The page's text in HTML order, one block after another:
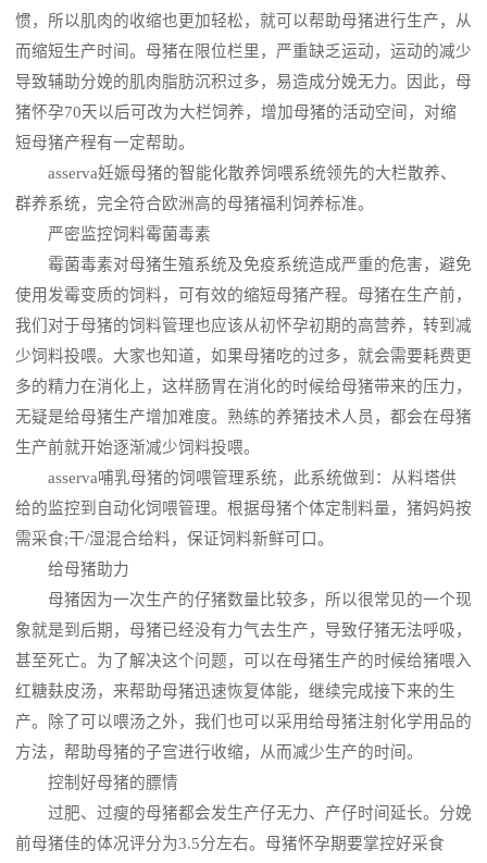
惯，所以肌肉的收缩也更加轻松，就可以帮助母猪进行生产，从
而缩短生产时间。母猪在限位栏里，严重缺乏运动，运动的减少
导致辅助分娩的肌肉脂肪沉积过多，易造成分娩无力。因此，母
猪怀孕70天以后可改为大栏饲养，增加母猪的活动空间，对缩
短母猪产程有一定帮助。
asserva妊娠母猪的智能化散养饲喂系统领先的大栏散养、
群养系统，完全符合欧洲高的母猪福利饲养标准。
严密监控饲料霉菌毒素
霉菌毒素对母猪生殖系统及免疫系统造成严重的危害，避免
使用发霉变质的饲料，可有效的缩短母猪产程。母猪在生产前，
我们对于母猪的饲料管理也应该从初怀孕初期的高营养，转到减
少饲料投喂。大家也知道，如果母猪吃的过多，就会需要耗费更
多的精力在消化上，这样肠胃在消化的时候给母猪带来的压力，
无疑是给母猪生产增加难度。熟练的养猪技术人员，都会在母猪
生产前就开始逐渐减少饲料投喂。
asserva哺乳母猪的饲喂管理系统，此系统做到：从料塔供
给的监控到自动化饲喂管理。根据母猪个体定制料量，猪妈妈按
需采食;干/湿混合给料，保证饲料新鲜可口。
给母猪助力
母猪因为一次生产的仔猪数量比较多，所以很常见的一个现
象就是到后期，母猪已经没有力气去生产，导致仔猪无法呼吸，
甚至死亡。为了解决这个问题，可以在母猪生产的时候给猪喂入
红糖麸皮汤，来帮助母猪迅速恢复体能，继续完成接下来的生
产。除了可以喂汤之外，我们也可以采用给母猪注射化学用品的
方法，帮助母猪的子宫进行收缩，从而减少生产的时间。
控制好母猪的膘情
过肥、过瘦的母猪都会发生产仔无力、产仔时间延长。分娩
前母猪佳的体况评分为3.5分左右。母猪怀孕期要掌控好采食